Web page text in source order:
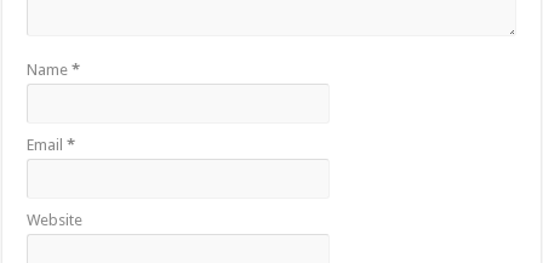
Name*
Email*
Website